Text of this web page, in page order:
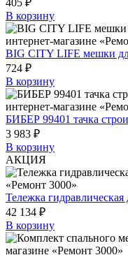
405 ₽
В корзину
BIG CITY LIFE мешки
724 ₽
В корзину
БИБЕР 99401 тачка
3 983 ₽
В корзину
АКЦИЯ
Тележка гидравлическая
42 134 ₽
В корзину